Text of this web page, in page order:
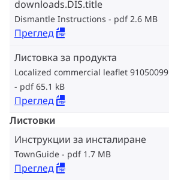
downloads.DIS.title
Dismantle Instructions pdf 2.6 MB
Преглед
Листовка за продукта
Localized commercial leaflet
pdf 65.1 kB
Преглед
Листовки
Инструкции за инсталиране
TownGuide pdf 1.7 MB
Преглед